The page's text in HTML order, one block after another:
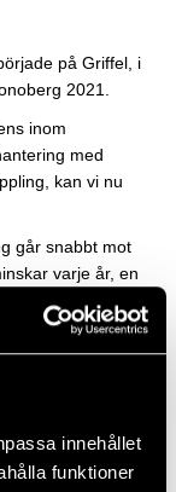
innehållet
funktioner
på Griffel, i
2021.
inom
med
kan vi nu
går snabbt mot
varje år, en
papper och
hålla nere antalet